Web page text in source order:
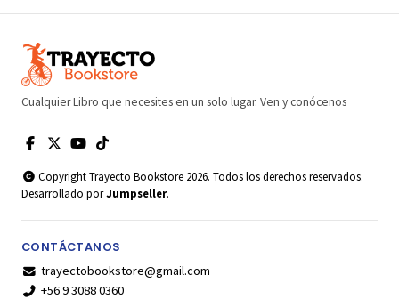
Cualquier Libro que necesites en un solo lugar. Ven y conócenos
Copyright Trayecto Bookstore 2026. Todos los derechos reservados.
Desarrollado porJumpseller.
CONTÁCTANOS
trayectobookstore@gmail.com
+56 9 3088 0360